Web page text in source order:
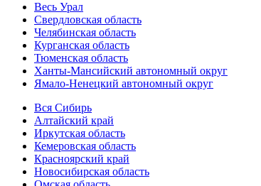
Весь Урал
Свердловская область
Челябинская область
Курганская область
Тюменская область
Ханты-Мансийский автономный округ
Ямало-Ненецкий автономный округ
Вся Сибирь
Алтайский край
Иркутская область
Кемеровская область
Красноярский край
Новосибирская область